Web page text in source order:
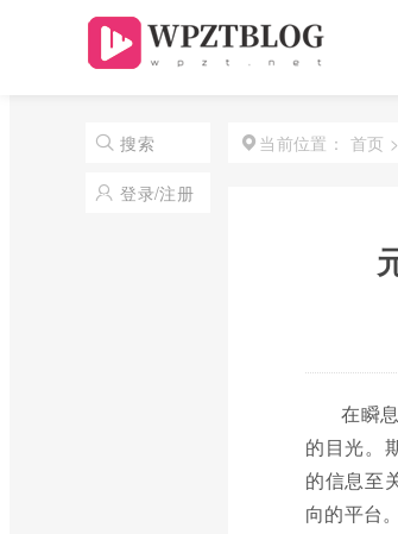
搜索
登录/注册
当前位置： 首页 >
在瞬
的目光。
的信息至
向的平台。